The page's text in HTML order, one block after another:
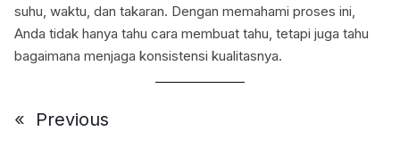
suhu, waktu, dan takaran. Dengan memahami proses ini,
Anda tidak hanya tahu cara membuat tahu, tetapi juga tahu
bagaimana menjaga konsistensi kualitasnya.
« Previous